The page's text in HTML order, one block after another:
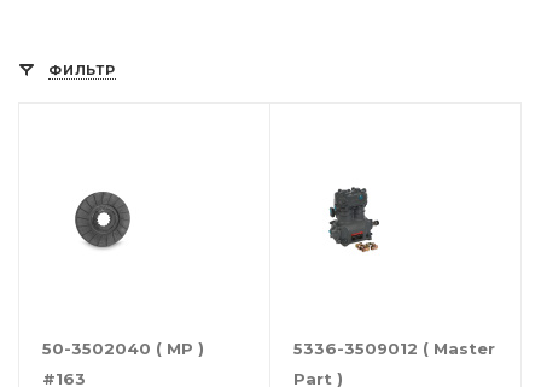
ФИЛЬТР
50-3502040 ( МР )
#163
5336-3509012 ( Master
Part )